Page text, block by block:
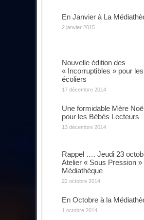
En Janvier à La
2 janvier 2015
Nouvelle édition des
« Incorruptibles » pour les
écoliers
17 décembre 2014
Une formidable Mère
pour les Bébés Lecteurs
13 décembre 2014
Rappel …. Jeudi 23
Atelier « Sous Pression »
Médiathèque
22 octobre 2014
En Octobre à la
1 octobre 2014